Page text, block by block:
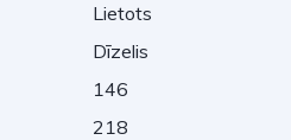
Lietots
Dīzelis
146
218